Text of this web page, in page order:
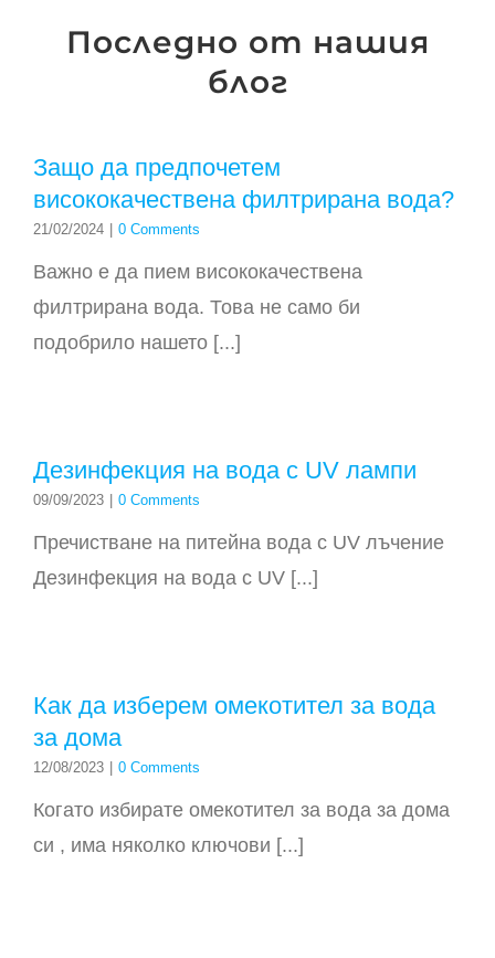
Последно от нашия
блог
Защо да предпочетем
висококачествена филтрирана вода?
21/02/2024 0 Comments
Важно е да пием висококачествена
филтрирана вода. Това не само би
подобрило нашето [...]
Дезинфекция на вода с UV лампи
09/09/2023 0 Comments
Пречистване на питейна вода с UV лъчение
Дезинфекция на вода с UV [...]
Как да изберем омекотител за вода
за дома
12/08/2023 0 Comments
Когато избирате омекотител за вода за дома
си , има няколко ключови [...]